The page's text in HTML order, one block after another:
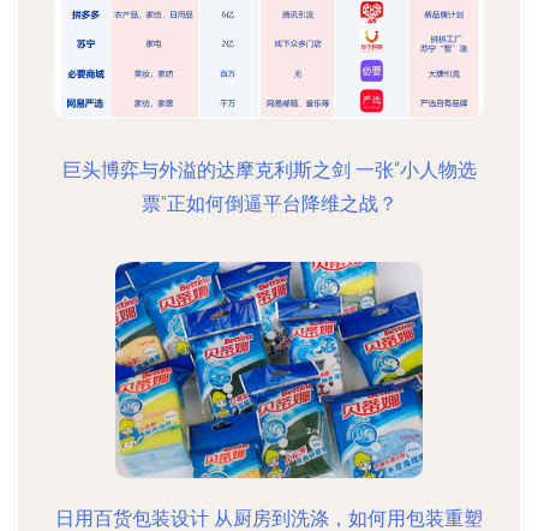
巨头博弈与外溢的达摩克利斯之剑 一张“小人物选
票”正如何倒逼平台降维之战？
日用百货包装设计 从厨房到洗涤，如何用包装重塑